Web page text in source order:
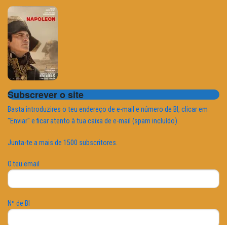
Subscrever o site
Basta introduzires o teu endereço de e-mail e número de BI, clicar em
"Enviar" e ficar atento à tua caixa de e-mail (spam incluído).
Junta-te a mais de 1500 subscritores.
O teu email
Nº de BI